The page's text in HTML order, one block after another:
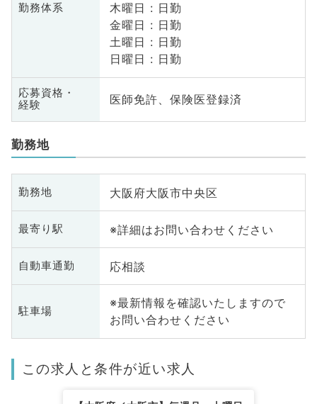
勤務体系
木曜日 : 日勤
金曜日 : 日勤
土曜日 : 日勤
日曜日 : 日勤
応募資格・
経験
医師免許、保険医登録済
勤務地
勤務地 大阪府大阪市中央区
最寄り駅 ※詳細はお問い合わせください
自動車通勤 応相談
駐車場
※最新情報を確認いたしますので
お問い合わせください
この求人と条件が近い求人